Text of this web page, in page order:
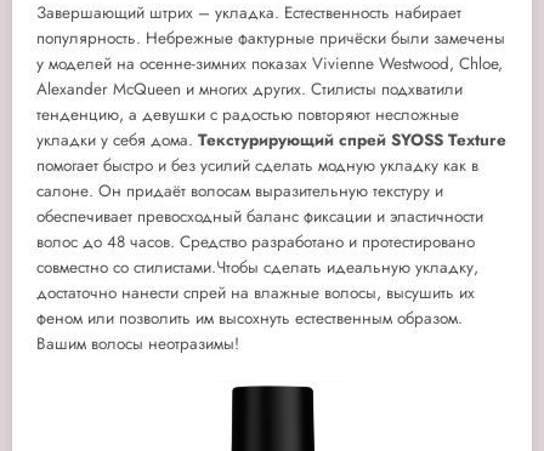
Завершающий штрих – укладка. Естественность набирает
популярность. Небрежные фактурные причёски были замечены
у моделей на осенне-зимних показах Vivienne Westwood, Chloe,
Alexander McQueen и многих других. Стилисты подхватили
тенденцию, а девушки с радостью повторяют несложные
укладки у себя дома. Текстурирующий спрей SYOSS Texture
помогает быстро и без усилий сделать модную укладку как в
салоне. Он придаёт волосам выразительную текстуру и
обеспечивает превосходный баланс фиксации и эластичности
волос до 48 часов. Средство разработано и протестировано
совместно со стилистами.Чтобы сделать идеальную укладку,
достаточно нанести спрей на влажные волосы, высушить их
феном или позволить им высохнуть естественным образом.
Вашим волосы неотразимы!